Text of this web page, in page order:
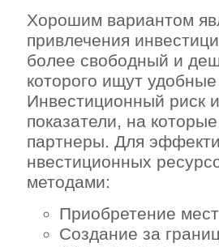
Хорошим вариантом
привлечения
более свободный и
которого ищут
Инвестиционный риск
показатели, на
партнеры. Для
нвестиционных
методами:
Приобретение
Создание за